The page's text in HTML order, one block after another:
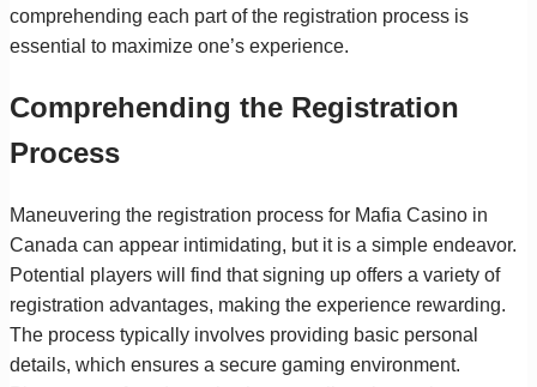
comprehending each part of the registration process is
essential to maximize one’s experience.
Comprehending the Registration
Process
Maneuvering the registration process for Mafia Casino in
Canada can appear intimidating, but it is a simple endeavor.
Potential players will find that signing up offers a variety of
registration advantages, making the experience rewarding.
The process typically involves providing basic personal
details, which ensures a secure gaming environment.